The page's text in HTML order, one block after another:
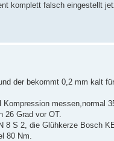
komplett falsch eingestellt
der bekommt 0,2 mm kalt
messen,normal
26 Grad vor OT.
8 S 2, die Glühkerze Bosch
80 Nm.